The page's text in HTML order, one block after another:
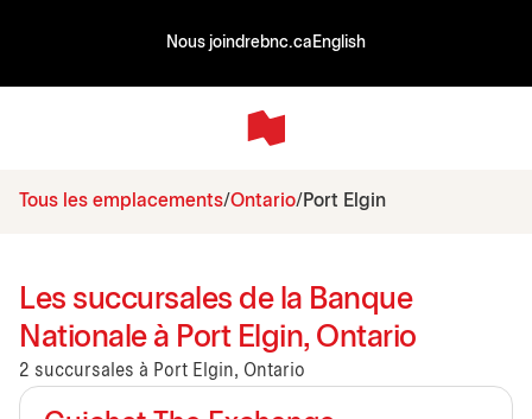
Nous joindrebnc.ca English
Tous les emplacements Ontario Port Elgin
Les succursales de la Banque
Nationale à Port Elgin, Ontario
2 succursales à Port Elgin, Ontario